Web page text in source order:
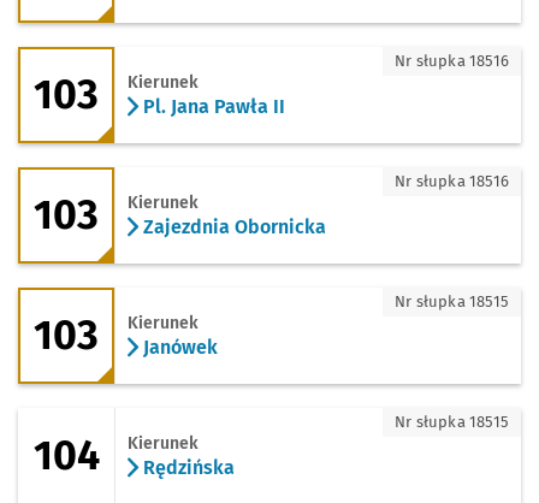
103 - kierunek Pl. Jana Pawła II
103 Kierunek
Pl. Jana Pawła II
Nr słupka 18516
103 - kierunek Zajezdnia Obornicka
103 Kierunek
Zajezdnia Obornicka
Nr słupka 18516
103 - kierunek Janówek
103 Kierunek
Janówek
Nr słupka 18515
104 Kierunek
Rędzińska
Nr słupka 18515